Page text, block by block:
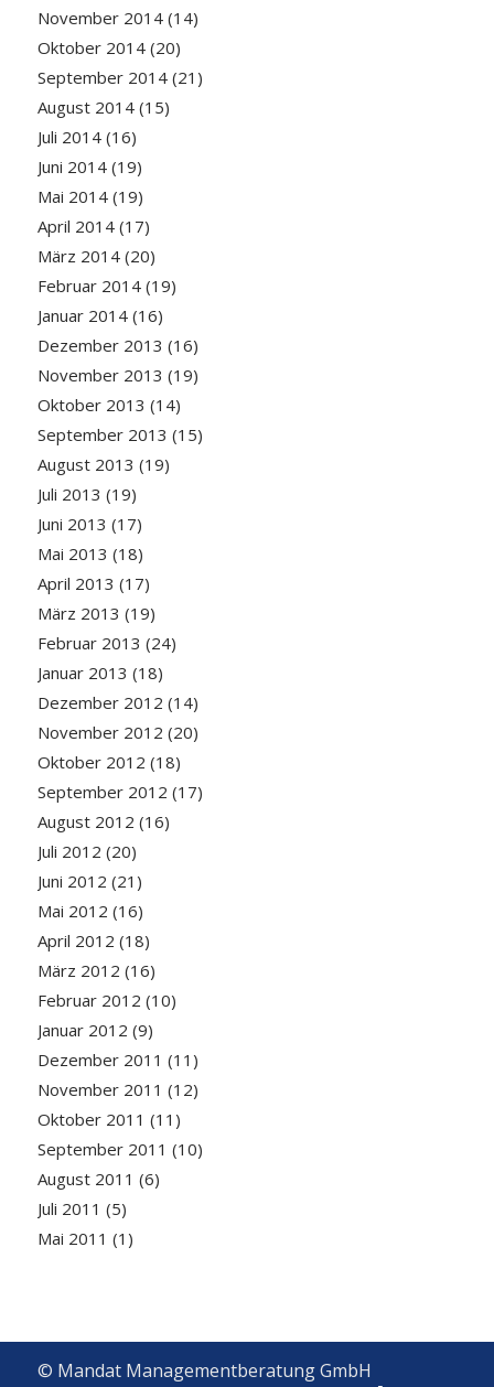
November 2014(14)
Oktober 2014(20)
September 2014(21)
August 2014(15)
Juli 2014(16)
Juni 2014(19)
Mai 2014(19)
April 2014(17)
März 2014(20)
Februar 2014(19)
Januar 2014(16)
Dezember 2013 (16)
November 2013 (19)
Oktober 2013 (14)
September 2013 (15)
August 2013 (19)
Juli 2013 (19)
Juni 2013 (17)
Mai 2013 (18)
April 2013 (17)
März 2013 (19)
Februar 2013 (24)
Januar 2013 (18)
Dezember 2012 (14)
November 2012 (20)
Oktober 2012 (18)
September 2012 (17)
August 2012 (16)
Juli 2012 (20)
Juni 2012 (21)
Mai 2012 (16)
April 2012 (18)
März 2012 (16)
Februar 2012 (10)
Januar 2012 (9)
Dezember 2011 (11)
November 2011 (12)
Oktober 2011 (11)
September 2011 (10)
August 2011 (6)
Juli 2011 (5)
Mai 2011 (1)
© Mandat Managementberatung GmbH